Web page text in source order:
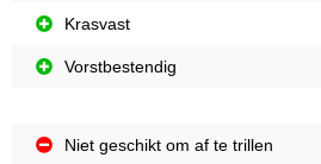
Krasvast
Vorstbestendig
Niet geschikt om af te trillen